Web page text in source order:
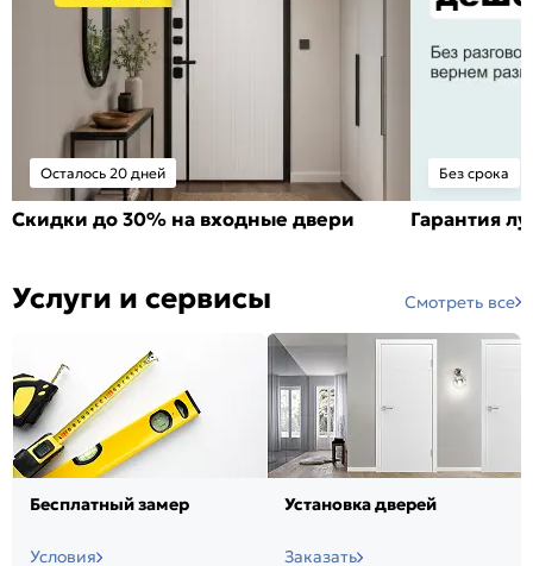
Осталось 20 дней
Скидки до 30% на входные двери
Без срока
Гарантия
Услуги и сервисы Смотреть все
Бесплатный замер
Условия
Установка дверей
Заказать